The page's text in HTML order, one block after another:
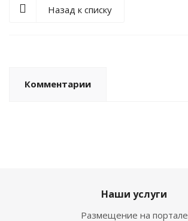
Назад к списку
Комментарии
Наши услуги
Размещение на портале